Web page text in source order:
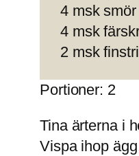
4 msk smör
4 msk
2 msk
Portioner: 2
Tina ärterna i
Vispa ihop